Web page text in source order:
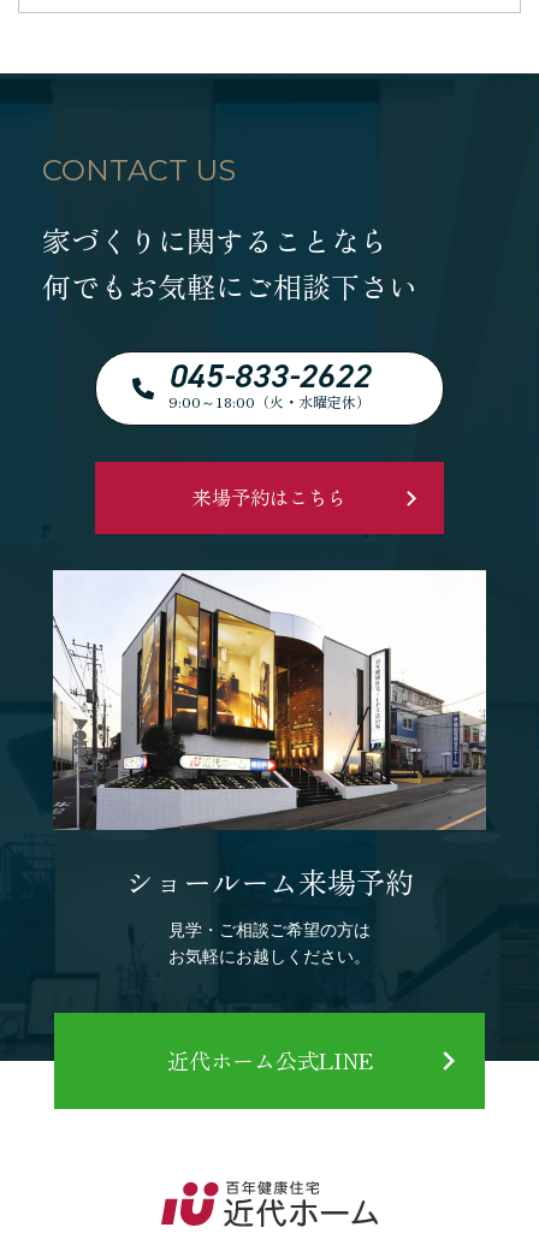
CONTACT US
家づくりに関することなら
何でもお気軽にご相談下さい
045-833-2622
9:00～18:00（火・水曜定休）
来場予約はこちら
ショールーム来場予約
見学・ご相談ご希望の方は
お気軽にお越しください。
近代ホーム公式LINE